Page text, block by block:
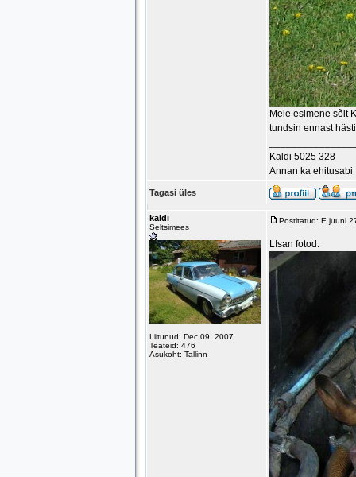
Meie esimene sõit
tundsin ennast
Kaldi 5025 328
Annan ka ehitusabi
Tagasi üles
kaldi
Seltsimees
Liitunud: Dec 09, 2007
Teateid: 476
Asukoht: Tallinn
Postitatud: E juuni
LIsan fotod: